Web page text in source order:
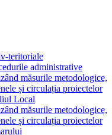
teritoriale
administrative
măsurile metodologice,
și circulația proiectelor
Local
măsurile metodologice,
și circulația proiectelor